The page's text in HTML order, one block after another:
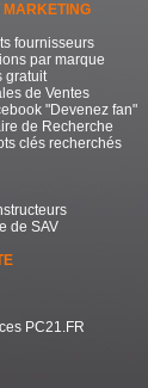
MARKETING
fournisseurs
par marque
gratuit
de Ventes
"Devenez fan"
de Recherche
clés recherchés
de SAV
PC21.FR